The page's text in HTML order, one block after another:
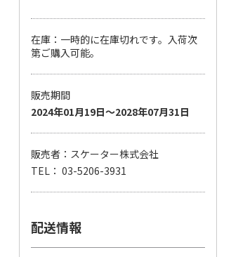
在庫：一時的に在庫切れです。入荷次
第ご購入可能。
販売期間
2024年01月19日～2028年07月31日
販売者：スケーター株式会社
TEL： 03-5206-3931
配送情報